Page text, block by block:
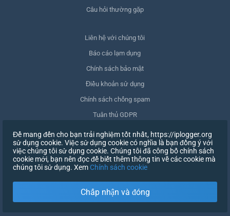
Câu hỏi thường gặp
Liên hệ với chúng tôi
Báo cáo lạm dụng
Chính sách bảo mật
Điều khoản sử dụng
Chính sách chống spam
Tuân thủ GDPR
Xóa dữ liệu của tôi
Rút lại sự đồng ý
ĐĂNG NHẬP
Để mang đến cho bạn trải nghiệm tốt nhất, https://iplogger.org
sử dụng cookie. Việc sử dụng cookie có nghĩa là bạn đồng ý với
việc chúng tôi sử dụng cookie. Chúng tôi đã công bố chính sách
cookie mới, bạn nên đọc để biết thêm thông tin về các cookie mà
chúng tôi sử dụng. Xem Chính sách cookie
Chấp nhận và đóng